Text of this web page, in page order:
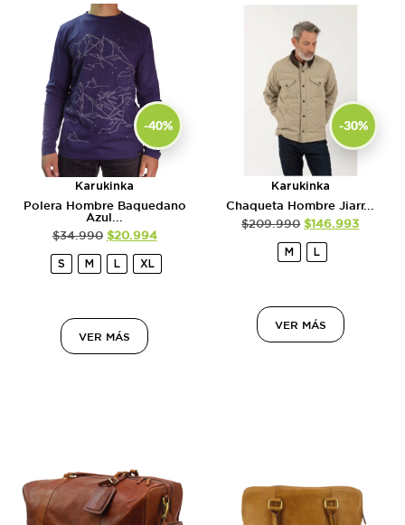
-40%
Karukinka
Polera Hombre Baquedano
Azul...
$34.990 $20.994
S M L XL
VER MÁS
-30%
Karukinka
Chaqueta Hombre Jiarr...
$209.990 $146.993
M L
VER MÁS